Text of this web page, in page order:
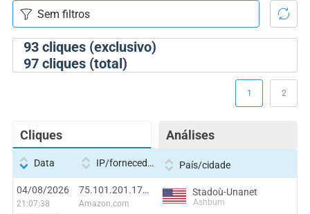
93cliques (exclusivo)
97cliques (total)
Cliques Análises
1 2
Data IP/fornecedor País/cidade
04/08/2026
21:07:38
75.101.201.179:50912
Amazon.com
Stadoù-Unanet
Ashburn